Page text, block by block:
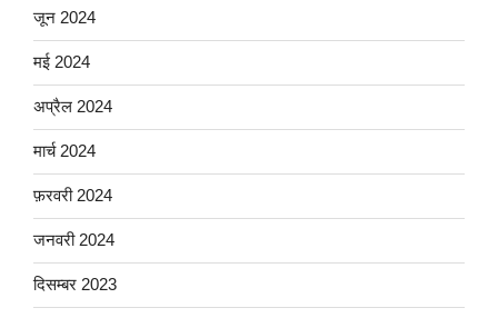
जून 2024
मई 2024
अप्रैल 2024
मार्च 2024
फ़रवरी 2024
जनवरी 2024
दिसम्बर 2023